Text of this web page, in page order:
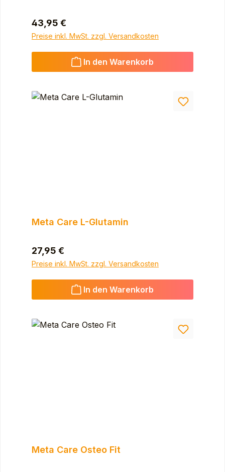
Regulärer Preis:
43,95 €
Preise inkl. MwSt. zzgl. Versandkosten
In den Warenkorb
Meta Care L-Glutamin
Regulärer Preis:
27,95 €
Preise inkl. MwSt. zzgl. Versandkosten
In den Warenkorb
Meta Care Osteo Fit